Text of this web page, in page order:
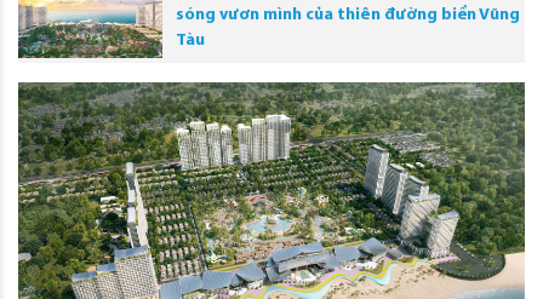
sóng vươn mình của thiên đường biển Vũng
Tàu